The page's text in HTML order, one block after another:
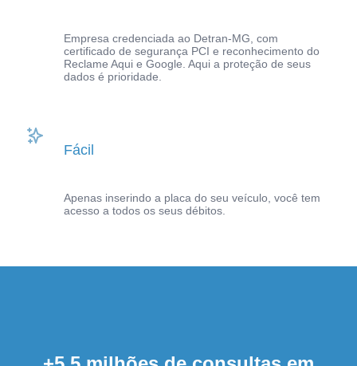
Empresa credenciada ao Detran-MG, com
certificado de segurança PCI e reconhecimento do
Reclame Aqui e Google. Aqui a proteção de seus
dados é prioridade.
Fácil
Apenas inserindo a placa do seu veículo, você tem
acesso a todos os seus débitos.